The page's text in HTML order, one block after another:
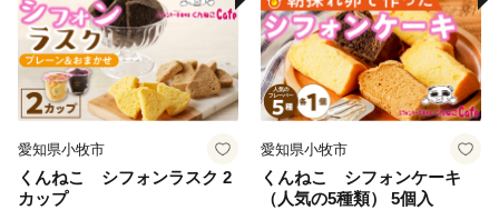
愛知県小牧市
くんねこ シフォンラスク 2
カップ
愛知県小牧市
くんねこ シフォンケーキ
（人気の5種類） 5個入